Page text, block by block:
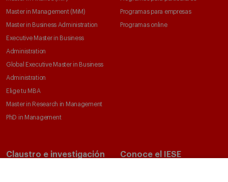
Master in Management (MiM)
Master in Business Administration
Executive Master in Business
Administration
Global Executive Master in Business
Administration
Elige tu MBA
Master in Research in Management
PhD in Management
Programas para empresas
Programas online
Claustro e investigación Conoce el IESE